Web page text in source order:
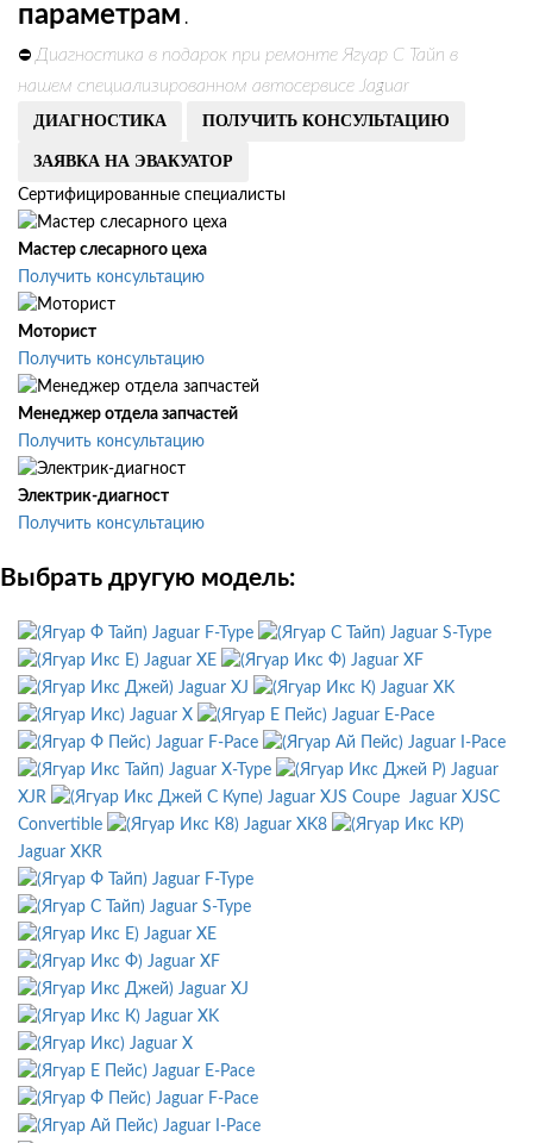
параметрам .
⛔ Диагностика в подарок при ремонте Ягуар С Тайп в
нашем специализированном автосервисе Jaguar
ДИАГНОСТИКА ПОЛУЧИТЬ КОНСУЛЬТАЦИЮ
ЗАЯВКА НА ЭВАКУАТОР
Сертифицированные специалисты
Мастер слесарного цеха
Получить консультацию
Моторист
Получить консультацию
Менеджер отдела запчастей
Получить консультацию
Электрик-диагност
Получить консультацию
Выбрать другую модель:
Jaguar F-Type
Jaguar S-Type
Jaguar XE
Jaguar XF
Jaguar XJ
Jaguar XK
Jaguar X
Jaguar E-Pace
Jaguar F-Pace
Jaguar I-Pace
Jaguar X-Type
Jaguar
XJR
Jaguar XJS Coupe Jaguar XJSC
Convertible
Jaguar XK8
Jaguar XKR
Jaguar F-Type
Jaguar S-Type
Jaguar XE
Jaguar XF
Jaguar XJ
Jaguar XK
Jaguar X
Jaguar E-Pace
Jaguar F-Pace
Jaguar I-Pace